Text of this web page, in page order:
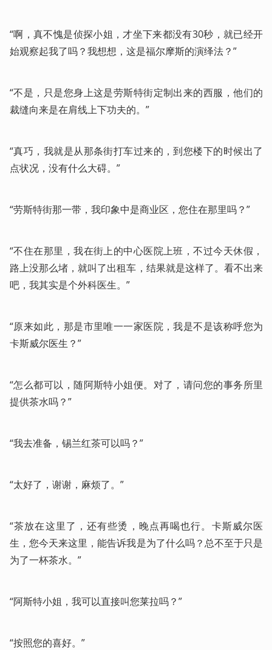
“啊，真不愧是侦探小姐，才坐下来都没有30秒，就已经开
始观察起我了吗？我想想，这是福尔摩斯的演绎法？”
“不是，只是您身上这是劳斯特街定制出来的西服，他们的
裁缝向来是在肩线上下功夫的。”
“真巧，我就是从那条街打车过来的，到您楼下的时候出了
点状况，没有什么大碍。”
“劳斯特街那一带，我印象中是商业区，您住在那里吗？”
“不住在那里，我在街上的中心医院上班，不过今天休假，
路上没那么堵，就叫了出租车，结果就是这样了。看不出来
吧，我其实是个外科医生。”
“原来如此，那是市里唯一一家医院，我是不是该称呼您为
卡斯威尔医生？”
“怎么都可以，随阿斯特小姐便。对了，请问您的事务所里
提供茶水吗？”
“我去准备，锡兰红茶可以吗？”
“太好了，谢谢，麻烦了。”
“茶放在这里了，还有些烫，晚点再喝也行。卡斯威尔医
生，您今天来这里，能告诉我是为了什么吗？总不至于只是
为了一杯茶水。”
“阿斯特小姐，我可以直接叫您莱拉吗？”
“按照您的喜好。”